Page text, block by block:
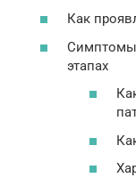
Как
этапах